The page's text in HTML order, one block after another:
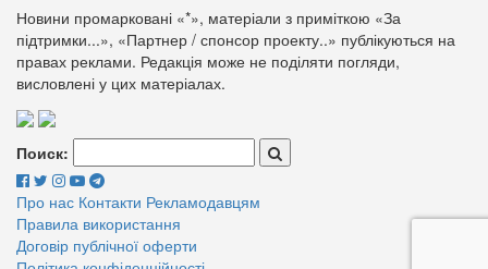
Новини промарковані «*», матеріали з приміткою «За
підтримки...», «Партнер / спонсор проекту..» публікуються на
правах реклами. Редакція може не поділяти погляди,
висловлені у цих матеріалах.
Поиск:
Про нас Контакти Рекламодавцям
Правила використання
Договір публічної оферти